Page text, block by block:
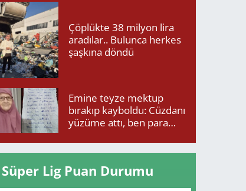
Çöplükte 38 milyon lira
aradılar.. Bulunca herkes
şaşkına döndü
Emine teyze mektup
bırakıp kayboldu: Cüzdanı
yüzüme attı, ben para
Süper Lig Puan Durumu